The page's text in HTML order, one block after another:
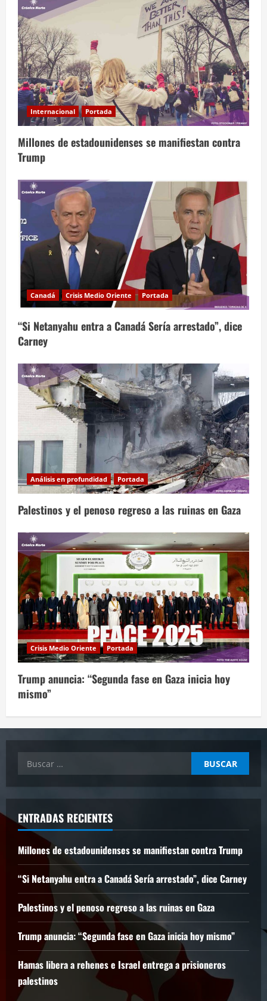
Internacional Portada
Millones de estadounidenses se manifiestan contra
Trump
Canadá Crisis Medio Oriente Portada
“Si Netanyahu entra a Canadá Sería arrestado”, dice
Carney
Análisis en profundidad Portada
Palestinos y el penoso regreso a las ruinas en Gaza
Crisis Medio Oriente Portada
Trump anuncia: “Segunda fase en Gaza inicia hoy
mismo”
Buscar:
ENTRADAS RECIENTES
Millones de estadounidenses se manifiestan contra Trump
“Si Netanyahu entra a Canadá Sería arrestado”, dice Carney
Palestinos y el penoso regreso a las ruinas en Gaza
Trump anuncia: “Segunda fase en Gaza inicia hoy mismo”
Hamas libera a rehenes e Israel entrega a prisioneros
palestinos